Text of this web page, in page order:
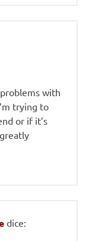
with
trying to
or if it’s
dice: